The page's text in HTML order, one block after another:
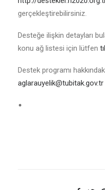
gerçekleştirebilirsiniz.
Desteğe ilişkin detayları
konu ağ listesi için lütfen
Destek programı
aglarauyelik@tubitak.gov.tr